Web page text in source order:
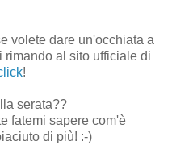
volete dare un'occhiata a
rimando al sito ufficiale di
!
serata??
fatemi sapere com'è
di più! :-)